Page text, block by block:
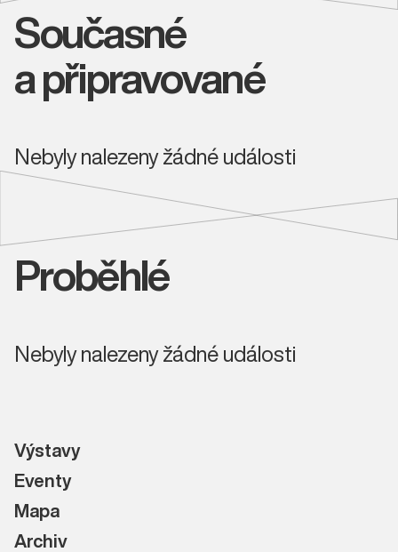
Současné
a připravované
Nebyly nalezeny žádné události
Proběhlé
Nebyly nalezeny žádné události
Výstavy
Eventy
Mapa
Archiv